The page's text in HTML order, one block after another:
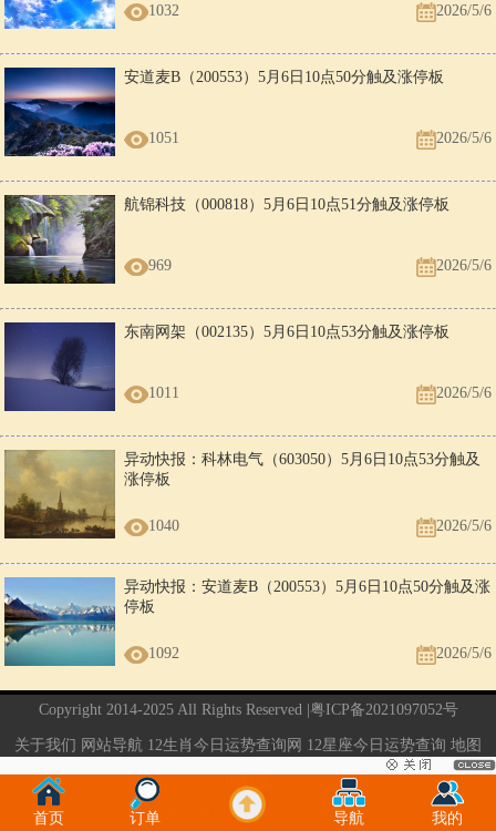
1032 2026/5/6
安道麦B（200553）5月6日10点50分触及涨停板
1051 2026/5/6
航锦科技（000818）5月6日10点51分触及涨停板
969 2026/5/6
东南网架（002135）5月6日10点53分触及涨停板
1011 2026/5/6
异动快报：科林电气（603050）5月6日10点53分触及
涨停板
1040 2026/5/6
异动快报：安道麦B（200553）5月6日10点50分触及涨
停板
1092 2026/5/6
Copyright 2014-2025 All Rights Reserved | 粤ICP备2021097052号
关于我们 网站导航 12生肖今日运势查询网 12星座今日运势查询 地图
当前页面执行的时间：0.05秒
首页 订单 导航 我的